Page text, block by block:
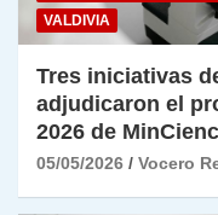
VALDIVIA
Tres iniciativas
adjudicaron el
2026 de
05/05/2026 Vocero